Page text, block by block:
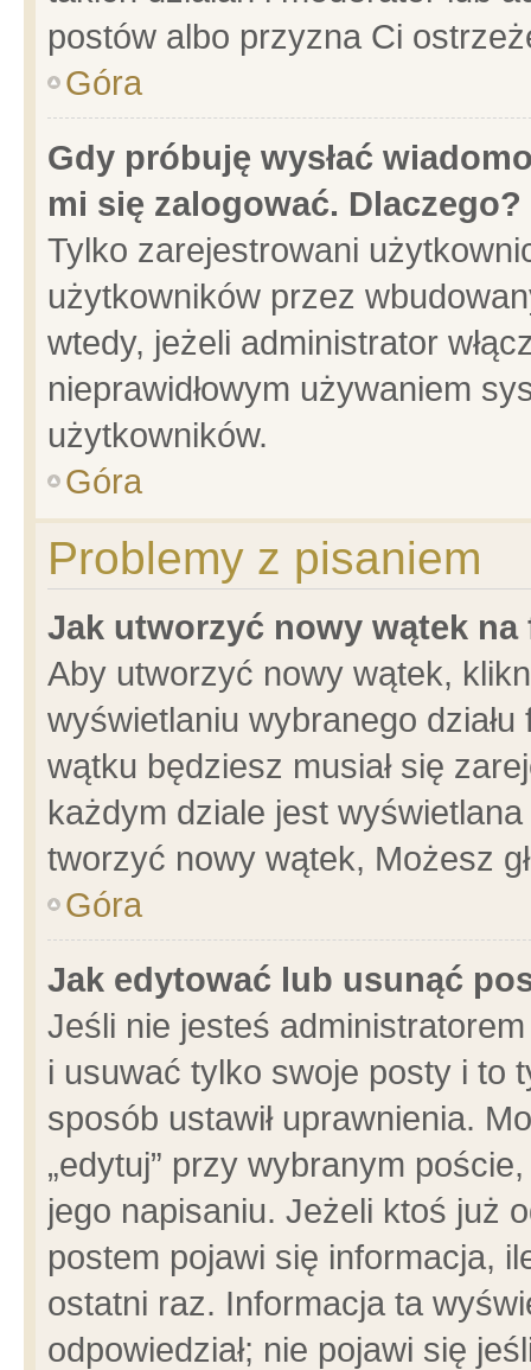
postów albo przyzna Ci
Góra
Gdy próbuję wysłać
mi się zalogować. Dlaczego?
Tylko zarejestrowani
użytkowników przez
wtedy, jeżeli administrator
nieprawidłowym używaniem
użytkowników.
Góra
Problemy z pisaniem
Jak utworzyć nowy wątek na
Aby utworzyć nowy wątek,
wyświetlaniu wybranego
wątku będziesz musiał się
każdym dziale jest
tworzyć nowy wątek, Możesz
Góra
Jak edytować lub usunąć
Jeśli nie jesteś
i usuwać tylko swoje posty i to
sposób ustawił uprawnienia.
„edytuj” przy wybranym
jego napisaniu. Jeżeli ktoś już
postem pojawi się informacja,
ostatni raz. Informacja ta
odpowiedział; nie pojawi się